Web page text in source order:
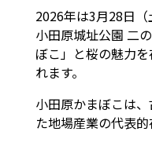
2026年は3月28日（
小田原城址公園 二
ぼこ」と桜の魅力
れます。
小田原かまぼこは
た地場産業の代表的